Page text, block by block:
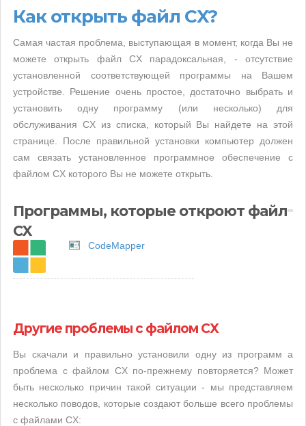
Как открыть файл CX?
Самая частая проблема, выступающая в момент, когда Вы не
можете открыть файл CX парадоксальная, - отсутствие
установленной соответствующей программы на Вашем
устройстве. Решение очень простое, достаточно выбрать и
установить одну программу (или несколько) для
обслуживания CX из списка, который Вы найдете на этой
странице. После правильной установки компьютер должен
сам связать установленное программное обеспечение с
файлом CX которого Вы не можете открыть.
Программы, которые откроют файл
CX
CodeMapper
Другие проблемы с файлом CX
Вы скачали и правильно установили одну из программ а
проблема с файлом CX по-прежнему повторяется? Может
быть несколько причин такой ситуации - мы представляем
несколько поводов, которые создают больше всего проблемы
с файлами CX: